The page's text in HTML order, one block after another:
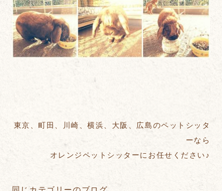
東京、町田、川崎、横浜、大阪、広島のペットシッタ
ーなら
オレンジペットシッターにお任せください♪